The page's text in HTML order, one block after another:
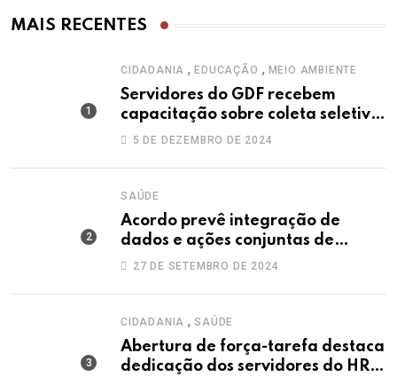
MAIS RECENTES
CIDADANIA ,EDUCAÇÃO , MEIO AMBIENTE
Servidores do GDF recebem
capacitação sobre coleta seletiva
solidária
5 DE DEZEMBRO DE 2024
SAÚDE
Acordo prevê integração de
dados e ações conjuntas de
secretarias contra a dengue
27 DE SETEMBRO DE 2024
CIDADANIA ,SAÚDE
Abertura de força-tarefa destaca
dedicação dos servidores do HRT